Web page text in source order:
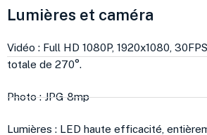
Lumières et caméra
Vidéo : Full HD 1080P, 1920x1080,
totale de 270°.
Photo : JPG 8mp
Lumières : LED haute efficacité,